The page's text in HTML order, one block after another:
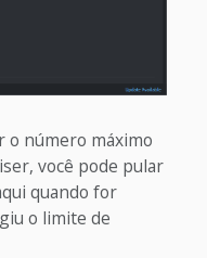
o número máximo
você pode pular
quando for
o limite de